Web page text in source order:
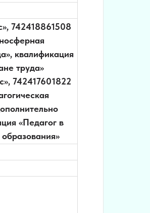
квалификация
труда»
«Педагог в